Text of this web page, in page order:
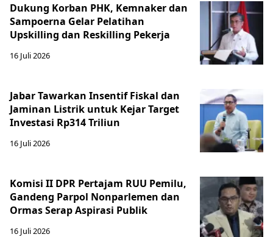
Dukung Korban PHK, Kemnaker dan
Sampoerna Gelar Pelatihan
Upskilling dan Reskilling Pekerja
16 Juli 2026
Jabar Tawarkan Insentif Fiskal dan
Jaminan Listrik untuk Kejar Target
Investasi Rp314 Triliun
16 Juli 2026
Komisi II DPR Pertajam RUU Pemilu,
Gandeng Parpol Nonparlemen dan
Ormas Serap Aspirasi Publik
16 Juli 2026